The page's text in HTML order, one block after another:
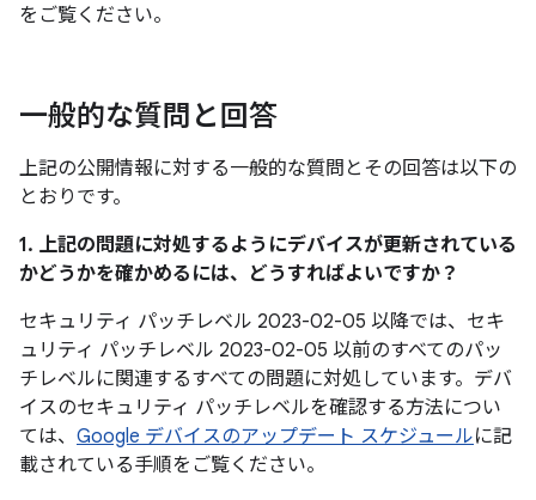
をご覧ください。
一般的な質問と回答
上記の公開情報に対する一般的な質問とその回答は以下の
とおりです。
1. 上記の問題に対処するようにデバイスが更新されている
かどうかを確かめるには、どうすればよいですか？
セキュリティ パッチレベル 2023-02-05 以降では、セキ
ュリティ パッチレベル 2023-02-05 以前のすべてのパッ
チレベルに関連するすべての問題に対処しています。デバ
イスのセキュリティ パッチレベルを確認する方法につい
ては、 Google デバイスのアップデート スケジュールに記
載されている手順をご覧ください。